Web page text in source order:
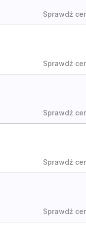
Sprawdź
Sprawdź
Sprawdź
Sprawdź
Sprawdź